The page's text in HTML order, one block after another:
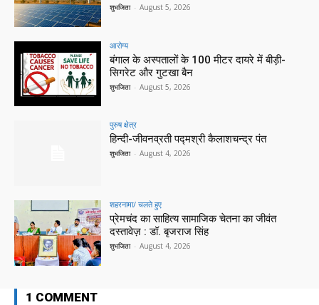
शुभजिता - August 5, 2026
आरोग्य
बंगाल के अस्पतालों के 100 मीटर दायरे में बीड़ी-
सिगरेट और गुटखा बैन
शुभजिता - August 5, 2026
पुरुष क्षेत्र
हिन्‍दी-जीवनव्रती पद्मश्री कैलाशचन्‍द्र पंत
शुभजिता - August 4, 2026
शहरनामा/ चलते हुए
प्रेमचंद का साहित्य सामाजिक चेतना का जीवंत
दस्तावेज़ : डॉ. बृजराज सिंह
शुभजिता - August 4, 2026
1 COMMENT